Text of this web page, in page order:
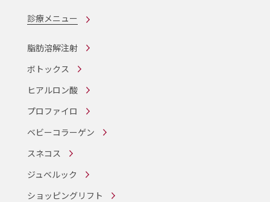
診療メニュー
脂肪溶解注射
ボトックス
ヒアルロン酸
プロファイロ
ベビーコラーゲン
スネコス
ジュベルック
ショッピングリフト